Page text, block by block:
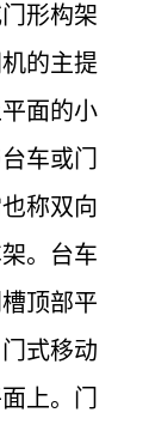
形构架
的主提
面的小
车或门
称双向
。台车
顶部平
式移动
上。门